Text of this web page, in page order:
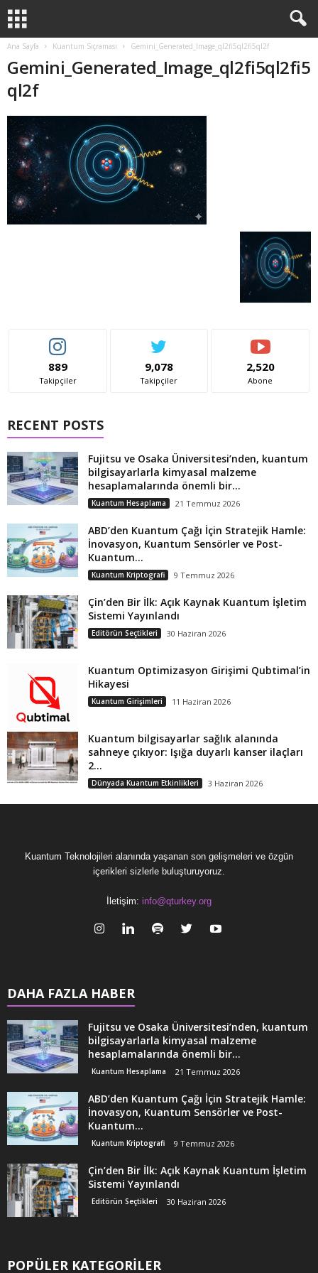
Ana Sayfa Kuantum Sıçraması Gemini_Generated_Image_ql2fi5ql2fi5ql2f
Gemini_Generated_Image_ql2fi5ql2fi5
ql2f
889
Takipçiler
9,078
Takipçiler
2,520
Abone
RECENT POSTS
Fujitsu ve Osaka Üniversitesi’nden, kuantum
bilgisayarlarla kimyasal malzeme
hesaplamalarında önemli bir...
Kuantum Hesaplama 21 Temmuz 2026
ABD’den Kuantum Çağı İçin Stratejik Hamle:
İnovasyon, Kuantum Sensörler ve Post-
Kuantum...
Kuantum Kriptografi 9 Temmuz 2026
Çin’den Bir İlk: Açık Kaynak Kuantum İşletim
Sistemi Yayınlandı
Editörün Seçtikleri 30 Haziran 2026
Kuantum Optimizasyon Girişimi Qubtimal’in
Hikayesi
Kuantum Girişimleri 11 Haziran 2026
Kuantum bilgisayarlar sağlık alanında
sahneye çıkıyor: Işığa duyarlı kanser ilaçları
2...
Dünyada Kuantum Etkinlikleri 3 Haziran 2026
Kuantum Teknolojileri alanında yaşanan son gelişmeleri ve özgün
içerikleri sizlerle buluşturuyoruz.
İletişim: info@qturkey.org
DAHA FAZLA HABER
Fujitsu ve Osaka Üniversitesi’nden, kuantum
bilgisayarlarla kimyasal malzeme
hesaplamalarında önemli bir...
Kuantum Hesaplama 21 Temmuz 2026
ABD’den Kuantum Çağı İçin Stratejik Hamle:
İnovasyon, Kuantum Sensörler ve Post-
Kuantum...
Kuantum Kriptografi 9 Temmuz 2026
Çin’den Bir İlk: Açık Kaynak Kuantum İşletim
Sistemi Yayınlandı
Editörün Seçtikleri 30 Haziran 2026
POPÜLER KATEGORİLER